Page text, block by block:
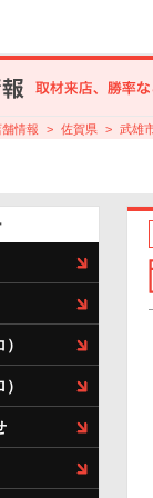
舗情報 佐賀県 武雄